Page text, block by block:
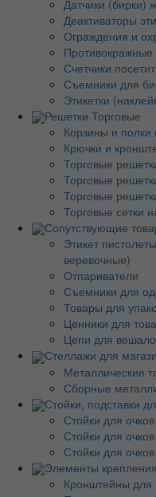
Датчики (бирки)
Деактиваторы
Ограждения и
Противокражные
Счетчики
Съемники для
Этикетки
Решетки Торговые
Корзины и полки
Крючки и
Торговые
Торговые
Торговые
Торговые сетки
Сопутствующие
Этикет
веревочные)
Отпариватели
Съемники для
Товары для
Ценники для
Цепи для
Стеллажи для
Металлические
Сборные
Стойки, подставки
Стойки для
Стойки для
Стойки для
Элементы
Кронштейны для